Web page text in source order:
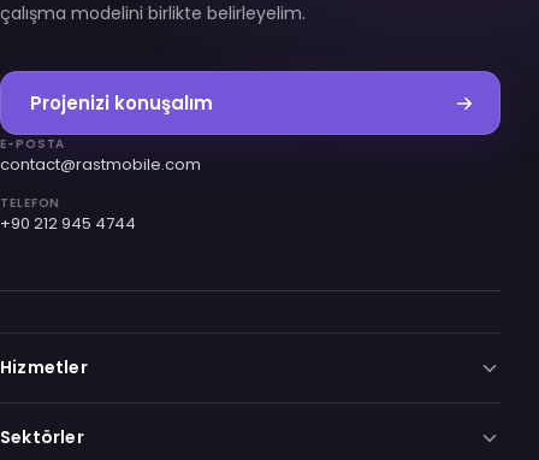
çalışma modelini birlikte belirleyelim.
Projenizi konuşalım
E-POSTA
contact@rastmobile.com
TELEFON
+90 212 945 4744
Hizmetler
Sektörler